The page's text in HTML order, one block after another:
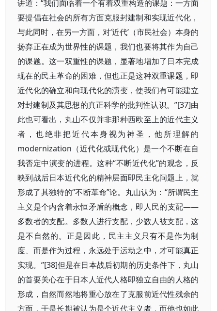
讲道：“我们面临着一个有着双重构造的课题：一方面
要提倡在社会的所有方面克服封建制和实现近代化，
与此同时，在另一方面，对‘近代’（市民社会）本身的
扬弃正在成为世界性的课题，我们也要将其作为自己
的课题。这一双重性的课题，显著地增加了日本完成
现在的民主革命的困难，但也正是这种双重课题，即
近代化的确立和向现代化的演变，使我们有可能建立
对封建制及其思想的真正科学的批判性认识。”[37]由
此也可看出，丸山不仅并非那种西欧至上的近代主义
者，也绝非把近代本身视为神圣，他所理解的
modernization（近代化或现代化）是一个不断在自
我否定中演变的进程。这种“不断近代化”的观念，反
映到战后日本近代化的精神层面即民主化问题上，就
形成了其独特的“不断革命”论。丸山认为：“所谓民主
主义是个内含着永恒矛盾的概念，即人民的支配——
多数者的支配。多数人进行支配，少数人被支配，这
是不自然的。正是因此，民主主义只有不是作为制
度、而是作为过程，永远处于运动之中，才可能真正
实现。”[38]但是在日本战后初期的历史条件下，丸山
的首要关心在于日本人近代人格即独立自由的人格的
形成，自然而然地将重心放在了克服前近代性残余的
方面，于是长期被认为是个近代主义者，而他也如此